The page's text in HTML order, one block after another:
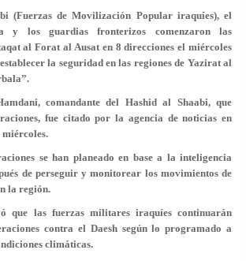
(Fuerzas de Movilización Popular iraquíes), el
y los guardias fronterizos comenzaron las
al Forat al Ausat en 8 direcciones el miércoles
la seguridad en las regiones de Yazirat al
comandante del Hashid al Shaabi, que
fue citado por la agencia de noticias en
se han planeado en base a la inteligencia
de perseguir y monitorear los movimientos de
la región.
que las fuerzas militares iraquíes continuarán
contra el Daesh según lo programado a
climáticas.